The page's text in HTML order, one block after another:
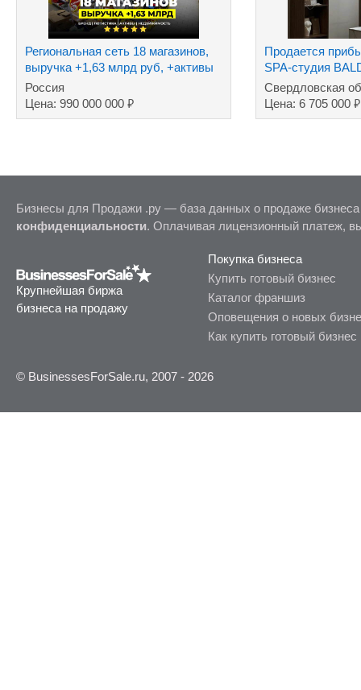
Региональная сеть 18 магазинов,
выручка +1,63 млрд руб, +активы
Россия
Цена: 990 000 000 ₽
Продается
SPA-студия
Свердловская
Цена: 6 705 000₽
Бизнесы для Продажи .ру — база данных о продаже
конфиденциальности. Оплачивая лицензионный платеж,
Крупнейшая биржа
бизнеса на продажу
Покупка бизнеса
Купить готовый бизнес
Каталог франшиз
Оповещения о новых
Как купить готовый бизнес
© BusinessesForSale.ru, 2007 - 2026